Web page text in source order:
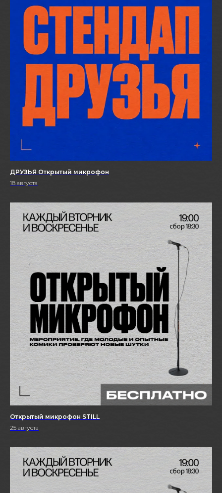
ДРУЗЬЯ Открытый микрофон
18 августа
Открытый микрофон STILL
25 августа